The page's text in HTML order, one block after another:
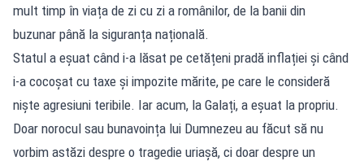
mult timp în viața de zi cu zi a românilor, de la banii din
buzunar până la siguranța națională.
Statul a eșuat când i-a lăsat pe cetățeni pradă inflației și când
i-a cocoșat cu taxe și impozite mărite, pe care le consideră
niște agresiuni teribile. Iar acum, la Galați, a eșuat la propriu.
Doar norocul sau bunavoința lui Dumnezeu au făcut să nu
vorbim astăzi despre o tragedie uriașă, ci doar despre un